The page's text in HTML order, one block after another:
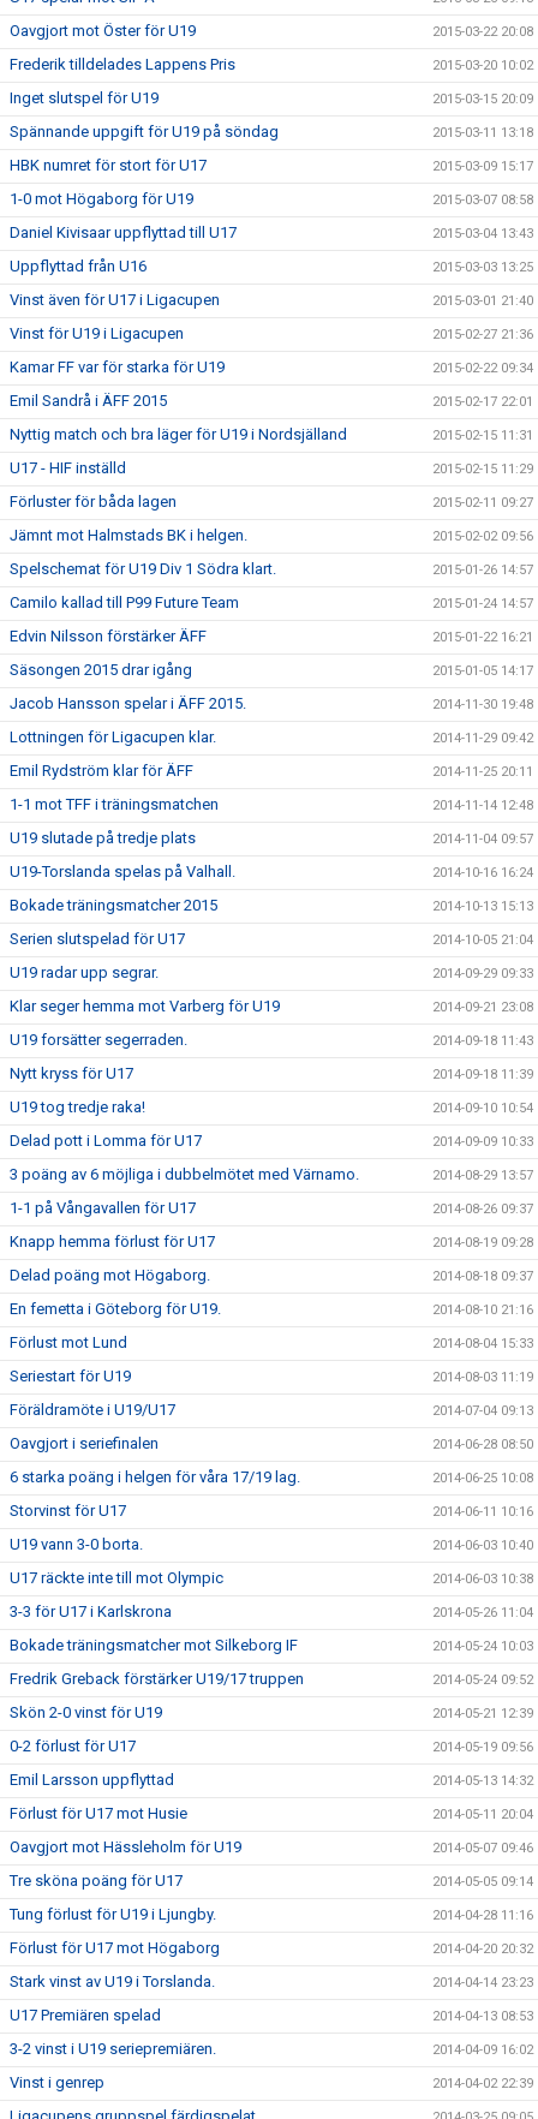
Oavgjort mot Öster för U19 2015-03-22 20:08
Frederik tilldelades Lappens Pris 2015-03-20 10:02
Inget slutspel för U19 2015-03-15 20:09
Spännande uppgift för U19 på söndag 2015-03-11 13:18
HBK numret för stort för U17 2015-03-09 15:17
1-0 mot Högaborg för U19 2015-03-07 08:58
Daniel Kivisaar uppflyttad till U17 2015-03-04 13:43
Uppflyttad från U16 2015-03-03 13:25
Vinst även för U17 i Ligacupen 2015-03-01 21:40
Vinst för U19 i Ligacupen 2015-02-27 21:36
Kamar FF var för starka för U19 2015-02-22 09:34
Emil Sandrå i ÄFF 2015 2015-02-17 22:01
Nyttig match och bra läger för U19 i Nordsjälland 2015-02-15 11:31
U17 - HIF inställd 2015-02-15 11:29
Förluster för båda lagen 2015-02-11 09:27
Jämnt mot Halmstads BK i helgen. 2015-02-02 09:56
Spelschemat för U19 Div 1 Södra klart. 2015-01-26 14:57
Camilo kallad till P99 Future Team 2015-01-24 14:57
Edvin Nilsson förstärker ÄFF 2015-01-22 16:21
Säsongen 2015 drar igång 2015-01-05 14:17
Jacob Hansson spelar i ÄFF 2015. 2014-11-30 19:48
Lottningen för Ligacupen klar. 2014-11-29 09:42
Emil Rydström klar för ÄFF 2014-11-25 20:11
1-1 mot TFF i träningsmatchen 2014-11-14 12:48
U19 slutade på tredje plats 2014-11-04 09:57
U19-Torslanda spelas på Valhall. 2014-10-16 16:24
Bokade träningsmatcher 2015 2014-10-13 15:13
Serien slutspelad för U17 2014-10-05 21:04
U19 radar upp segrar. 2014-09-29 09:33
Klar seger hemma mot Varberg för U19 2014-09-21 23:08
U19 forsätter segerraden. 2014-09-18 11:43
Nytt kryss för U17 2014-09-18 11:39
U19 tog tredje raka! 2014-09-10 10:54
Delad pott i Lomma för U17 2014-09-09 10:33
3 poäng av 6 möjliga i dubbelmötet med Värnamo. 2014-08-29 13:57
1-1 på Vångavallen för U17 2014-08-26 09:37
Knapp hemma förlust för U17 2014-08-19 09:28
Delad poäng mot Högaborg. 2014-08-18 09:37
En femetta i Göteborg för U19. 2014-08-10 21:16
Förlust mot Lund 2014-08-04 15:33
Seriestart för U19 2014-08-03 11:19
Föräldramöte i U19/U17 2014-07-04 09:13
Oavgjort i seriefinalen 2014-06-28 08:50
6 starka poäng i helgen för våra 17/19 lag. 2014-06-25 10:08
Storvinst för U17 2014-06-11 10:16
U19 vann 3-0 borta. 2014-06-03 10:40
U17 räckte inte till mot Olympic 2014-06-03 10:38
3-3 för U17 i Karlskrona 2014-05-26 11:04
Bokade träningsmatcher mot Silkeborg IF 2014-05-24 10:03
Fredrik Greback förstärker U19/17 truppen 2014-05-24 09:52
Skön 2-0 vinst för U19 2014-05-21 12:39
0-2 förlust för U17 2014-05-19 09:56
Emil Larsson uppflyttad 2014-05-13 14:32
Förlust för U17 mot Husie 2014-05-11 20:04
Oavgjort mot Hässleholm för U19 2014-05-07 09:46
Tre sköna poäng för U17 2014-05-05 09:14
Tung förlust för U19 i Ljungby. 2014-04-28 11:16
Förlust för U17 mot Högaborg 2014-04-20 20:32
Stark vinst av U19 i Torslanda. 2014-04-14 23:23
U17 Premiären spelad 2014-04-13 08:53
3-2 vinst i U19 seriepremiären. 2014-04-09 16:02
Vinst i genrep 2014-04-02 22:39